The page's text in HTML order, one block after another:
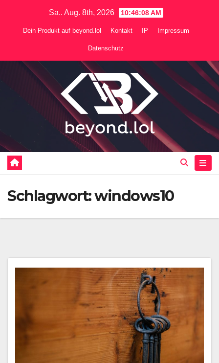
Sa.. Aug. 8th, 2026 10:46:08 AM
Dein Produkt auf beyond.lol Kontakt IP Impressum
Datenschutz
Schlagwort:windows10